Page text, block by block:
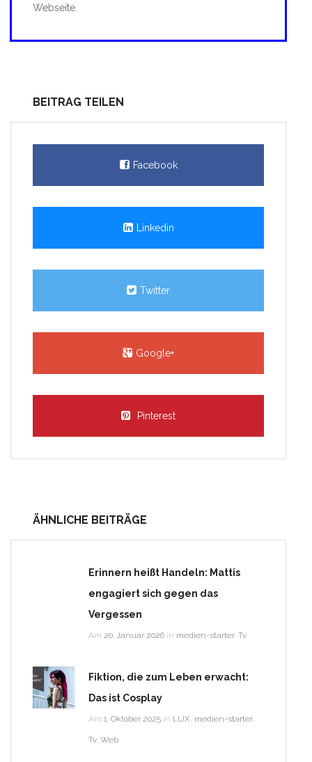
Webseite.
BEITRAG TEILEN
Facebook
Linkedin
Twitter
Google+
Pinterest
ÄHNLICHE BEITRÄGE
Erinnern heißt Handeln: Mattis
engagiert sich gegen das
Vergessen
Am 20. Januar 2026 in medien-starter, Tv
Fiktion, die zum Leben erwacht:
Das ist Cosplay
Am 1. Oktober 2025 in LUX, medien-starter,
Tv, Web